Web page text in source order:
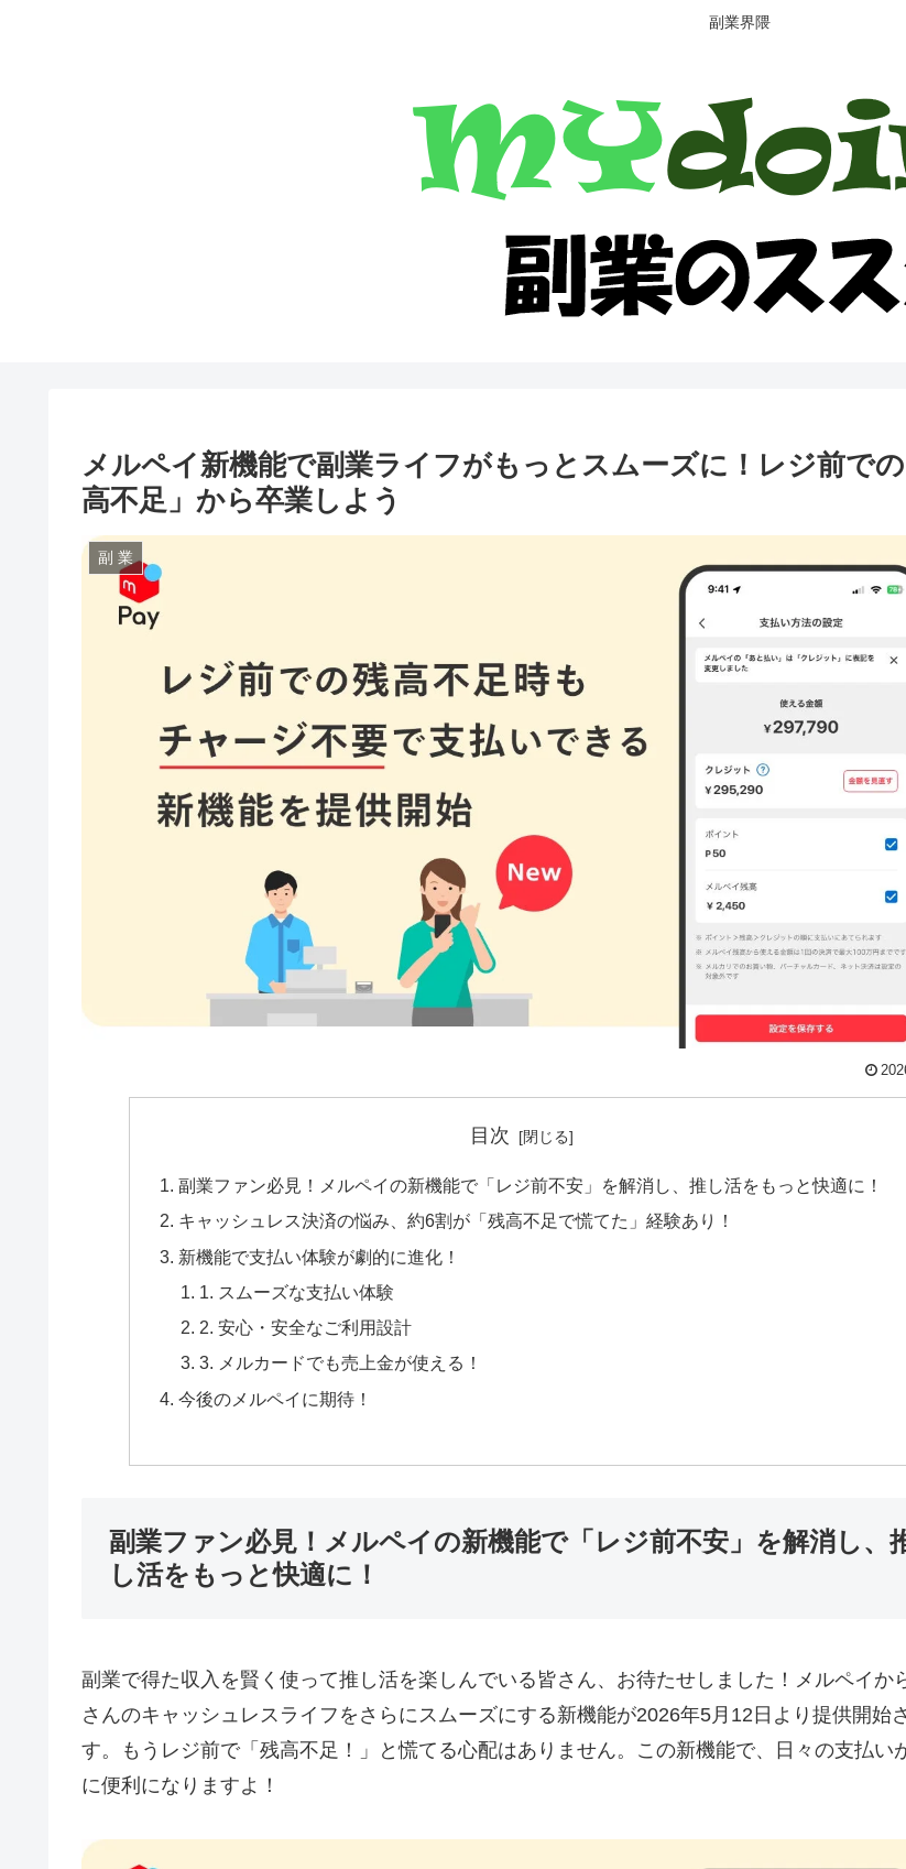
副業界隈
メルペイ新機能で副業ライフがもっとスムーズに！レジ前で
高不足」から卒業しよう
副 業
目次
副業ファン必見！メルペイの新機能で「レジ前不安」を解消し、推し活をもっと快適に！
キャッシュレス決済の悩み、約6割が「残高不足で慌てた」経験あり！
新機能で支払い体験が劇的に進化！
1. スムーズな支払い体験
2. 安心・安全なご利用設計
3. メルカードでも売上金が使える！
今後のメルペイに期待！
副業ファン必見！メルペイの新機能で「レジ前不安」を解消し、
し活をもっと快適に！
副業で得た収入を賢く使って推し活を楽しんでいる皆さん、お待たせしました！メルペイか
さんのキャッシュレスライフをさらにスムーズにする新機能が2026年5月12日より提供開始
す。もうレジ前で「残高不足！」と慌てる心配はありません。この新機能で、日々の支払い
に便利になりますよ！